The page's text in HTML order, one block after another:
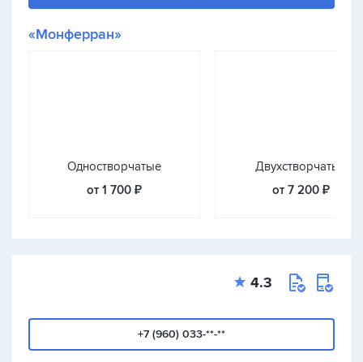
«Монферран»
Одностворчатые
от 1 700 ₽
Двухстворчатые
от 7 200 ₽
4.3
+7 (960) 033-**-**